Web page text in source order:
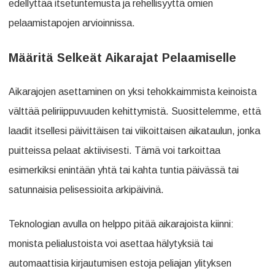
edellyttää itsetuntemusta ja rehellisyyttä omien
pelaamistapojen arvioinnissa.
Määritä Selkeät Aikarajat Pelaamiselle
Aikarajojen asettaminen on yksi tehokkaimmista keinoista
välttää peliriippuvuuden kehittymistä. Suosittelemme, että
laadit itsellesi päivittäisen tai viikoittaisen aikataulun, jonka
puitteissa pelaat aktiivisesti. Tämä voi tarkoittaa
esimerkiksi enintään yhtä tai kahta tuntia päivässä tai
satunnaisia pelisessioita arkipäivinä.
Teknologian avulla on helppo pitää aikarajoista kiinni:
monista pelialustoista voi asettaa hälytyksiä tai
automaattisia kirjautumisen estoja peliajan ylityksen